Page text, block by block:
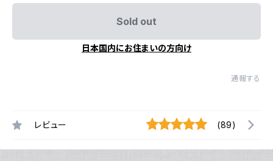
Sold out
日本国内にお住まいの方向け
通報する
レビュー (89)